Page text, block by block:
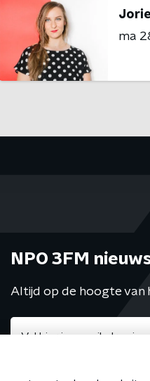
ma
NPO 3FM
Altijd op de hoogte van